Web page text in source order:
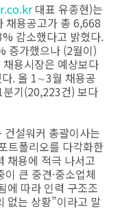
대표 유종현)는
채용공고가 총 6,668
감소했다고 밝혔다.
증가했으나 (2월이)
용시장은 예상보다
. 올 1∼3월 채용공
기(20,223건) 보다
설워커 총괄이사는
트폴리오를 다각화한
채용에 적극 나서고
큰 중견·중소업체
에 따라 인력 구조조
없는 상황”이라고 말